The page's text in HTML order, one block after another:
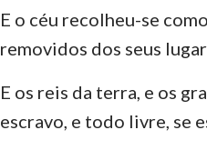
E o céu recolheu-se
removidos dos seus
E os reis da terra, e os
escravo, e todo livre, se